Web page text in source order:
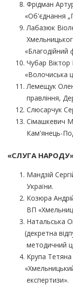
Фрідман
«Об'єднання
Лабазюк
«Благодійний
Чубар
«Волочиська
Лемещук
правління,
Слюсарчук
Сімашкевич
Кам'янець-
«СЛУГА
Мандзій
України.
Козюра
ВП
Натальська
(декретна
методичний
Крупа Тетяна
експертизи».